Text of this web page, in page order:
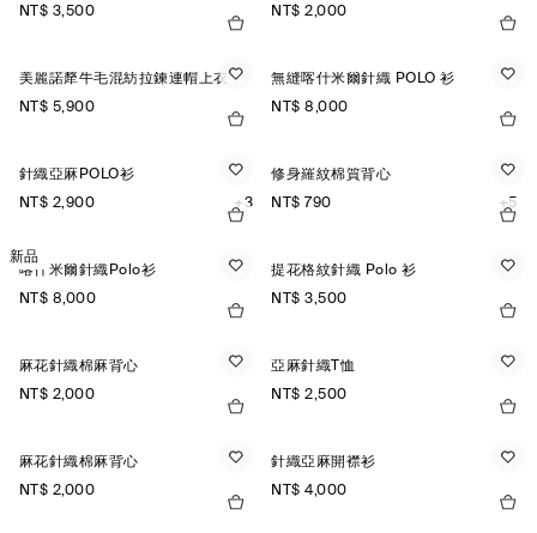
NT$ 3,500
NT$ 2,000
美麗諾犛牛毛混紡拉鍊連帽上衣
NT$ 5,900
無縫喀什米爾針織 POLO 衫
NT$ 8,000
針織亞麻POLO衫
NT$ 2,900
+3
修身羅紋棉質背心
NT$ 790
+5
新品
喀什米爾針織Polo衫
NT$ 8,000
提花格紋針織 Polo 衫
NT$ 3,500
麻花針織棉麻背心
NT$ 2,000
亞麻針織T恤
NT$ 2,500
麻花針織棉麻背心
NT$ 2,000
針織亞麻開襟衫
NT$ 4,000